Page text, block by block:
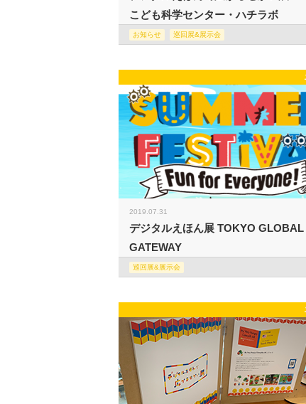
こども科学センター・ハチラボ
お知らせ 巡回展&展示会
2019.07.31
デジタルえほん展 TOKYO GLOBAL
GATEWAY
巡回展&展示会